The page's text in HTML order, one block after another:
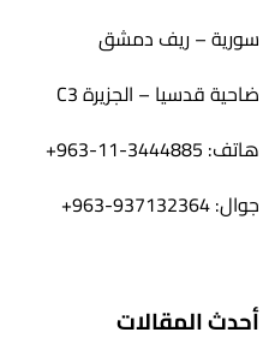
سورية – ريف دمشق
ضاحية قدسيا – الجزيرة C3
هاتف: 3444885-11-963+
جوال: 937132364-963+
أحدث المقالات